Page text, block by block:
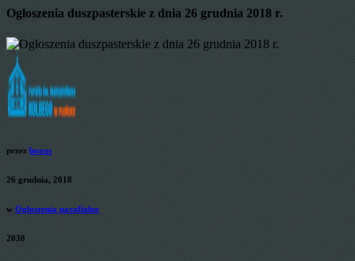
Ogłoszenia duszpasterskie z dnia 26 grudnia 2018 r.
przez bogus
26 grudnia, 2018
w Ogłoszenia parafialne
2038